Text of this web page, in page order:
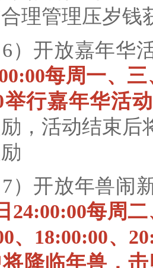
理管理压岁钱
开放嘉年华
每周一、
举行嘉年华活动
，活动结束后
开放年兽闹
24:00:00每周
、18:00:00、
降临年兽，